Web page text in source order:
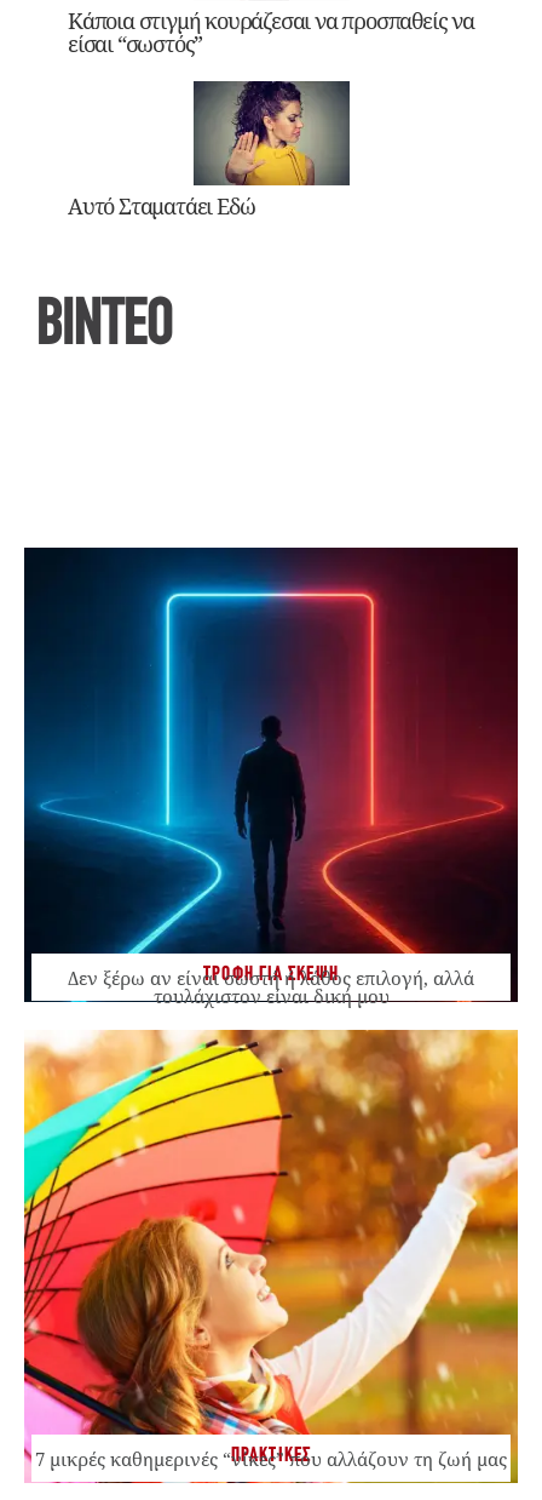
Κάποια στιγμή κουράζεσαι να προσπαθείς να
είσαι “σωστός”
Αυτό Σταματάει Εδώ
ΒΙΝΤΕΟ
ΤΡΟΦΗ ΓΙΑ ΣΚΕΨΗ
Δεν ξέρω αν είναι σωστή ή λάθος επιλογή, αλλά
τουλάχιστον είναι δική μου
ΠΡΑΚΤΙΚΕΣ
7 μικρές καθημερινές “νίκες” που αλλάζουν τη ζωή μας